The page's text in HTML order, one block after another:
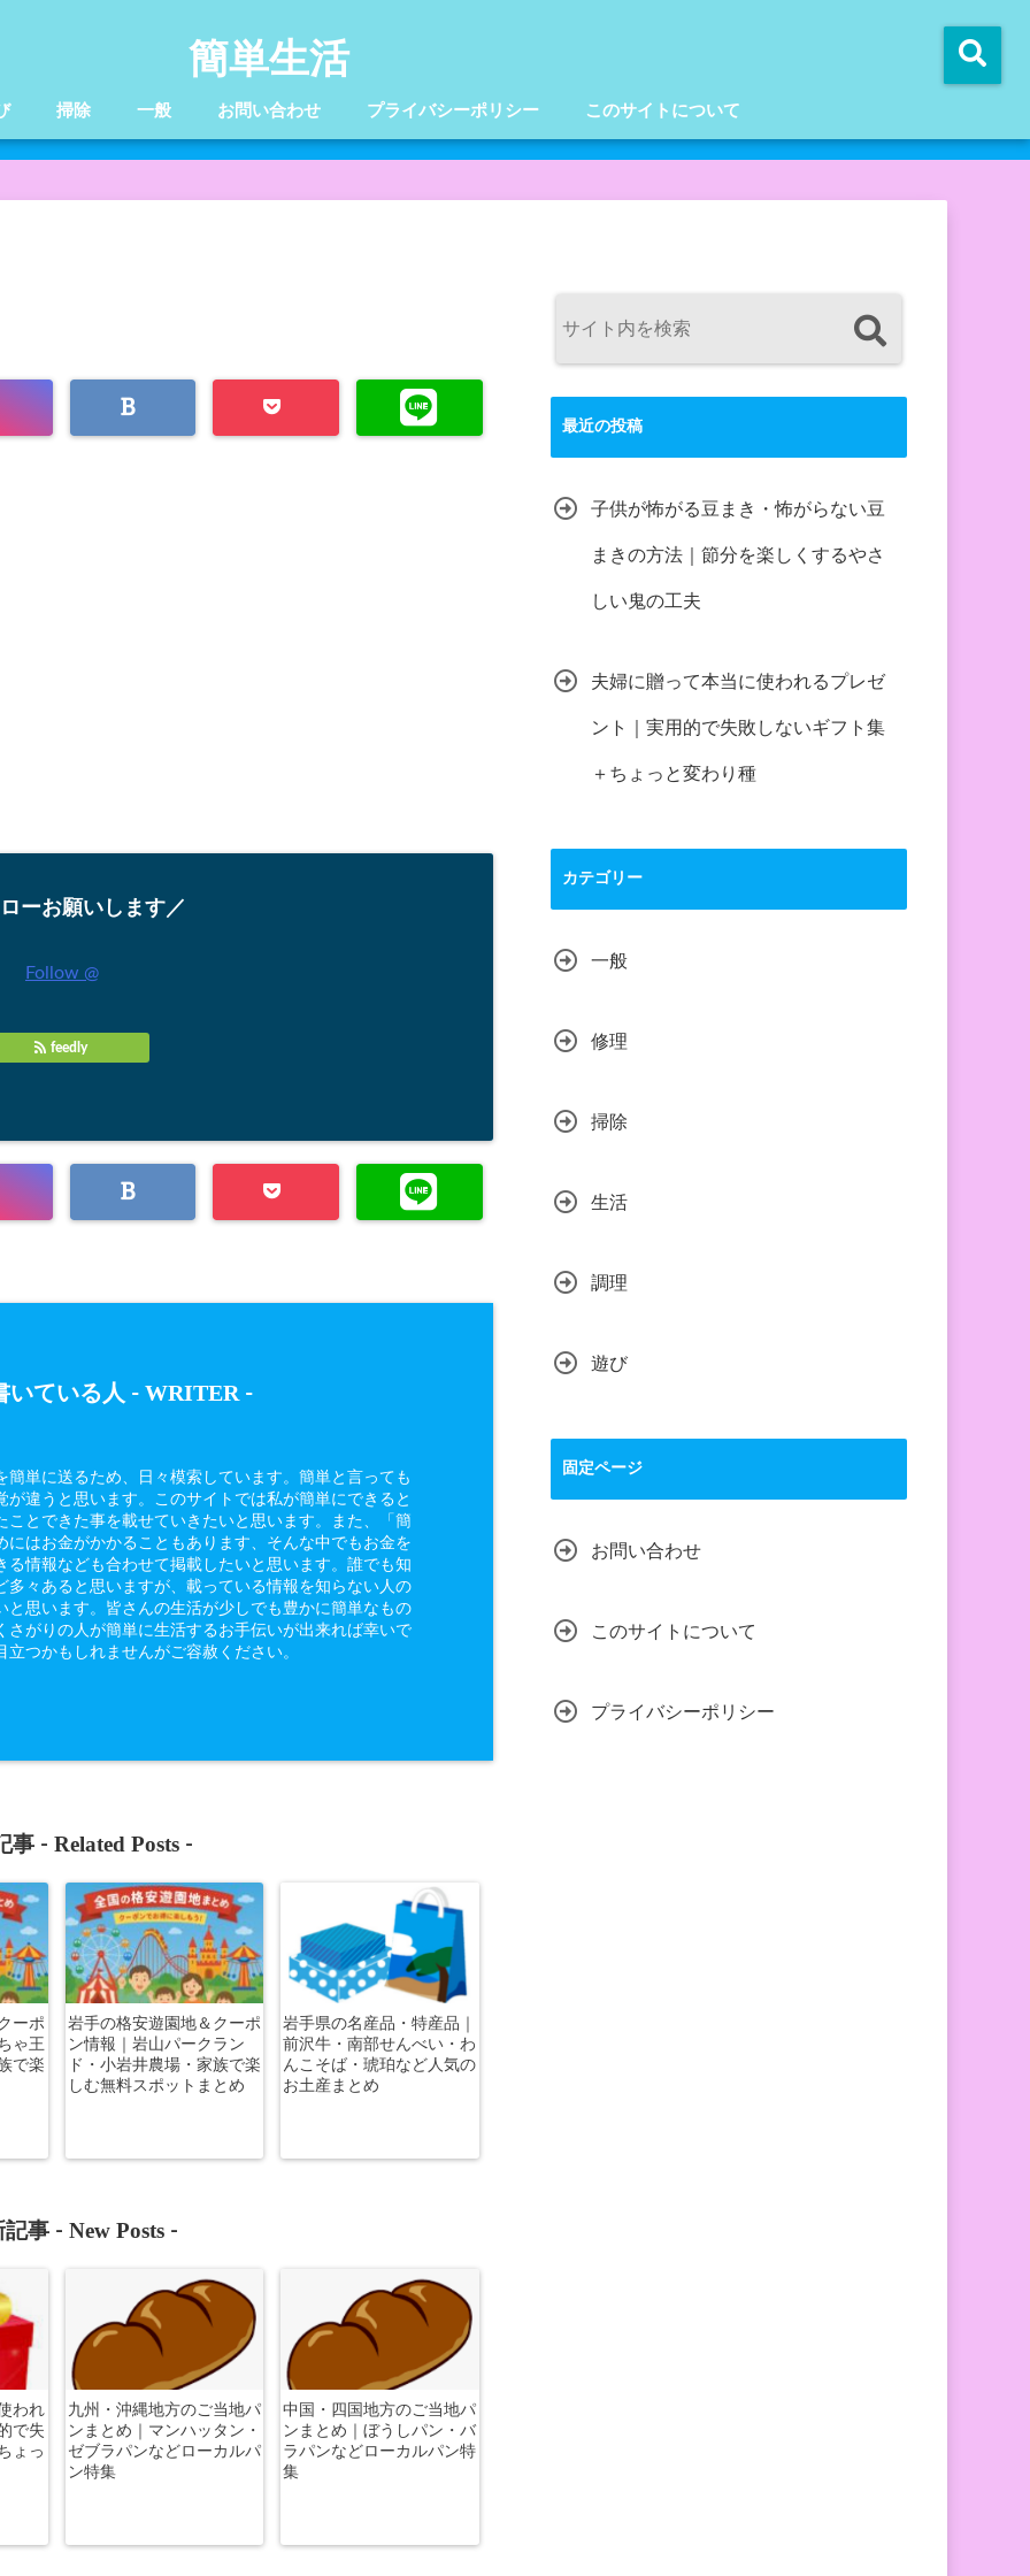
簡単生活
掃除 一般 お問い合わせ プライバシーポリシー このサイトについて
ーお願いします／
Follow @
feedly
いている人 - WRITER-
簡単に送るため、日々模索しています。簡単と言っても
が違うと思います。このサイトでは私が簡単にできると
ことできた事を載せていきたいと思います。また、「簡
にはお金がかかることもあります、そんな中でもお金を
る情報なども合わせて掲載したいと思います。誰でも知
多々あると思いますが、載っている情報を知らない人の
と思います。皆さんの生活が少しでも豊かに簡単なもの
さがりの人が簡単に生活するお手伝いが出来れば幸いで
立つかもしれませんがご容赦ください。
事 - Related Posts -
ーポ
ゃ王
で楽
岩手の格安遊園地＆クーポ
ン情報｜岩山パークラン
ド・小岩井農場・家族で楽
しむ無料スポットまとめ
岩手県の名産品・特産品｜
前沢牛・南部せんべい・わ
んこそば・琥珀など人気の
お土産まとめ
事 - New Posts -
われ
で失
ょっ
九州・沖縄地方のご当地パ
ンまとめ｜マンハッタン・
ゼブラパンなどローカルパ
ン特集
中国・四国地方のご当地パ
ンまとめ｜ぼうしパン・バ
ラパンなどローカルパン特
集
最近の投稿
子供が怖がる豆まき・怖がらない豆
まきの方法｜節分を楽しくするやさ
しい鬼の工夫
夫婦に贈って本当に使われるプレゼ
ント｜実用的で失敗しないギフト集
＋ちょっと変わり種
カテゴリー
一般
修理
掃除
生活
調理
遊び
固定ページ
お問い合わせ
このサイトについて
プライバシーポリシー